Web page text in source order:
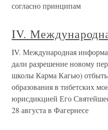
согласно принципам
IV.
IV. Международная
дали разрешение новому
школы Карма Кагью)
образования в тибетских
юрисдикцией Его
28 августа в Фагернесе